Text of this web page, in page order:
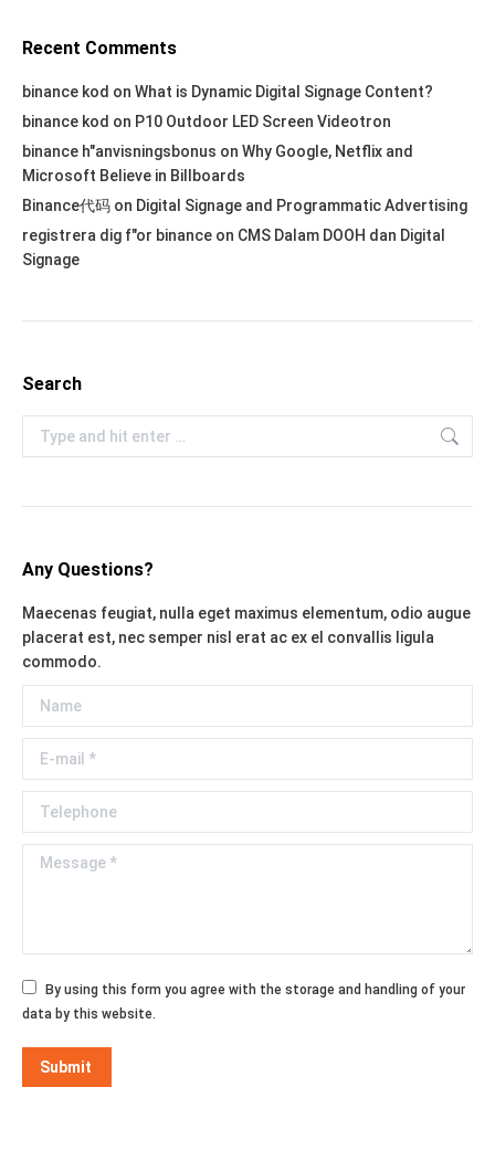
Recent Comments
binance kod on What is Dynamic Digital Signage Content?
binance kod on P10 Outdoor LED Screen Videotron
binance h"anvisningsbonus on Why Google, Netflix and
Microsoft Believe in Billboards
Binance代码 on Digital Signage and Programmatic Advertising
registrera dig f"or binance on CMS Dalam DOOH dan Digital
Signage
Search
Search:
Any Questions?
Maecenas feugiat, nulla eget maximus elementum, odio augue
placerat est, nec semper nisl erat ac ex el convallis ligula
commodo.
Name
E-mail *
Telephone
Message *
By using this form you agree with the storage and handling of your
data by this website.
Submit